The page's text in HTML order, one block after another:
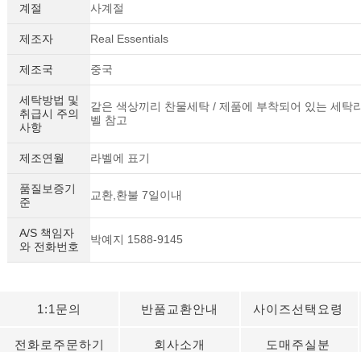
계절 사계절
제조자 Real Essentials
제조국 중국
세탁방법 및
취급시 주의
사항
같은 색상끼리 찬물세탁 / 제품에 부착되어 있는 세탁
벨 참고
제조연월 라벨에 표기
품질보증기
준
교환,환불 7일이내
A/S 책임자
와 전화번호
박예지 1588-9145
1:1문의 반품교환안내 사이즈선택요령
전화로주문하기 회사소개 도매주실분